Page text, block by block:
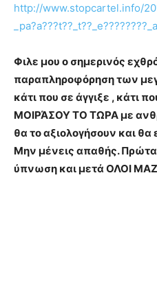
http://www.stopcartel.info/
Φιλε μου ο σημερινός
παραπληροφόρηση των
κάτι που σε άγγιξε , κάτι
ΜΟΙΡΆΣΟΥ ΤΟ ΤΩΡΑ με
θα το αξιολογήσουν και
Μην μένεις απαθής.
ύπνωση και μετά ΟΛΟΙ